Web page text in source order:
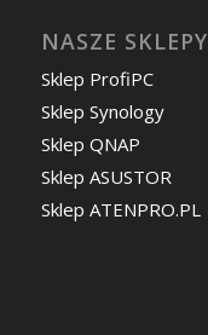
NASZE SKLEPY
Sklep ProfiPC
Sklep Synology
Sklep QNAP
Sklep ASUSTOR
Sklep ATENPRO.PL